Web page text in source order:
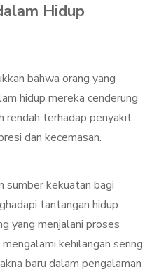
Hidup
bahwa orang yang
hidup mereka cenderung
rendah terhadap penyakit
dan kecemasan.
sumber kekuatan bagi
tantangan hidup.
yang menjalani proses
kehilangan sering
baru dalam pengalaman